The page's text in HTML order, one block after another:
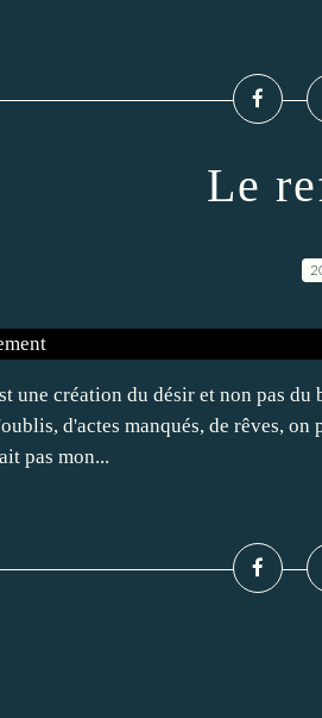
Le
une création du désir et non pas
d'actes manqués, de rêves,
pas mon...